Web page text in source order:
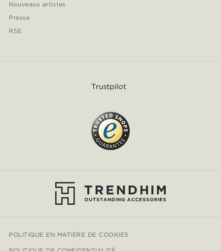
Nouveaux articles
Presse
RSE
Trustpilot
POLITIQUE EN MATIÈRE DE COOKIES